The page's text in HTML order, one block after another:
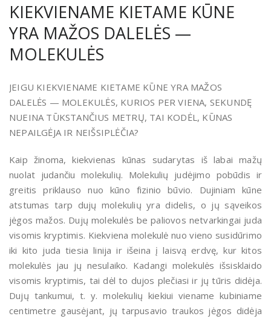
KIEKVIENAME KIETAME KŪNE
YRA MAŽOS DALELĖS —
MOLEKULĖS
JEIGU KIEKVIENAME KIETAME KŪNE YRA MAŽOS
DALELĖS — MOLEKULĖS, KURIOS PER VIENA, SEKUNDĘ
NUEINA TŪKSTANČIUS METRŲ, TAI KODĖL, KŪNAS
NEPAILGĖJA IR NEIŠSIPLĖČIA?
Kaip žinoma, kiekvienas kūnas sudarytas iš labai mažų
nuolat judančiu molekulių. Molekulių judėjimo pobūdis ir
greitis priklauso nuo kūno fizinio būvio. Dujiniam kūne
atstumas tarp dujų molekulių yra didelis, o jų sąveikos
jėgos mažos. Dujų molekulės be paliovos netvarkingai juda
visomis kryptimis. Kiekviena molekulė nuo vieno susidūrimo
iki kito juda tiesia linija ir išeina į laisvą erdvę, kur kitos
molekulės jau jų nesulaiko. Kadangi molekulės išsisklaido
visomis kryptimis, tai dėl to dujos plečiasi ir jų tūris didėja.
Dujų tankumui, t. y. molekulių kiekiui viename kubiniame
centimetre gausėjant, jų tarpusavio traukos jėgos didėja